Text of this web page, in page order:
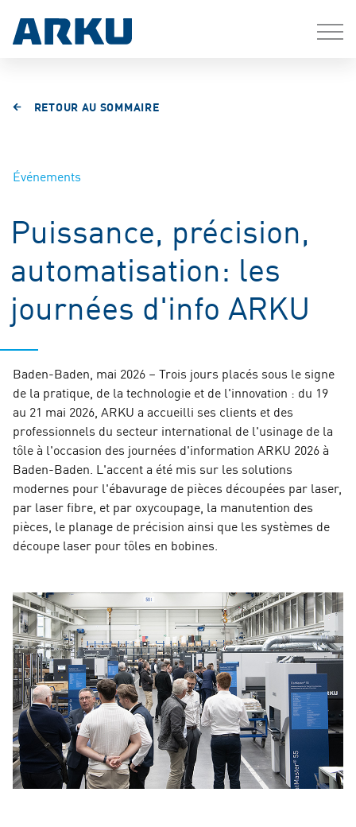
RETOUR AU SOMMAIRE
Événements
Puissance, précision,
automatisation: les
journées d'info ARKU
Baden-Baden, mai 2026 – Trois jours placés sous le signe
de la pratique, de la technologie et de l'innovation : du 19
au 21 mai 2026, ARKU a accueilli ses clients et des
professionnels du secteur international de l'usinage de la
tôle à l'occasion des journées d'information ARKU 2026 à
Baden-Baden. L'accent a été mis sur les solutions
modernes pour l'ébavurage de pièces découpées par laser,
par laser fibre, et par oxycoupage, la manutention des
pièces, le planage de précision ainsi que les systèmes de
découpe laser pour tôles en bobines.